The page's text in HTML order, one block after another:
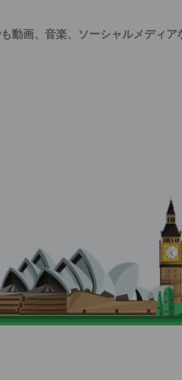
動画、音楽、ソーシャルメディア